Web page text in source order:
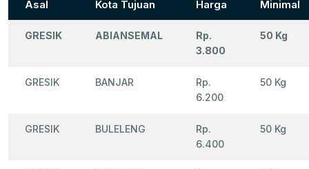
Asal
Kota Tujuan Harga Minimal
GRESIK ABIANSEMAL
Rp.
3.800
50 Kg
GRESIK BANJAR
Rp.
6.200
50 Kg
GRESIK BULELENG
Rp.
6.400
50 Kg